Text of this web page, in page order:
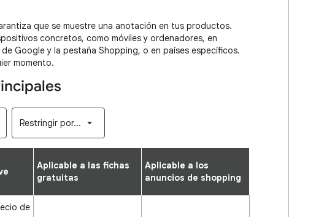
que se muestre una anotación en tus productos.
concretos, como móviles y ordenadores, en
Google y la pestaña Shopping, o en países específicos.
momento.
Restringir por...
Aplicable a las fichas
gratuitas
Aplicable a los
anuncios de shopping
de